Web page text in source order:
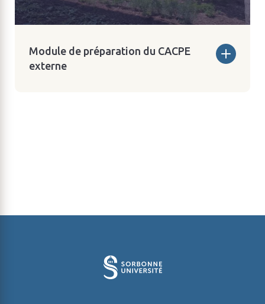
Module de préparation du CACPE
externe